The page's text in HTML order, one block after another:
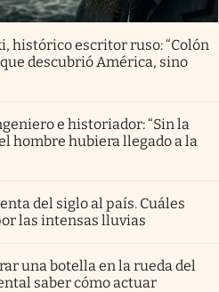
histórico escritor ruso: “Colón
descubrió América, sino
e historiador: “Sin la
hombre hubiera llegado a la
del siglo al país. Cuáles
las intensas lluvias
una botella en la rueda del
saber cómo actuar